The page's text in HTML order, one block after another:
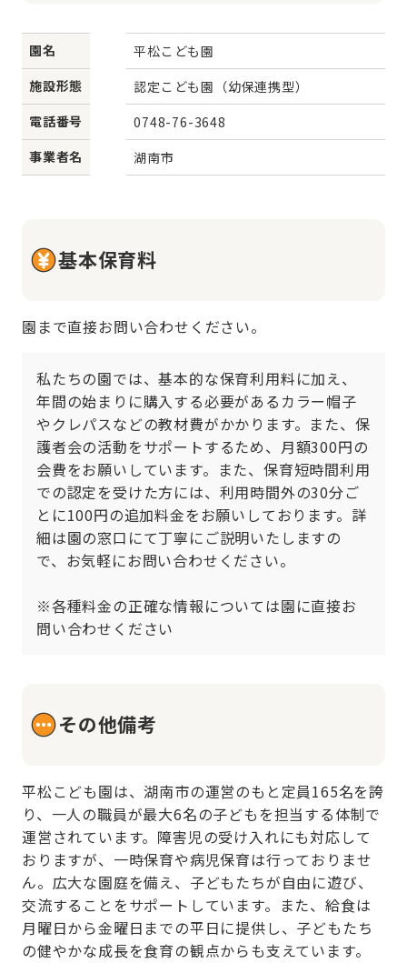
園名
平松こども園
施設形態
認定こども園（幼保連携型）
電話番号
0748-76-3648
事業者名
湖南市
基本保育料
園まで直接お問い合わせください。
私たちの園では、基本的な保育利用料に加え、
年間の始まりに購入する必要があるカラー帽子
やクレパスなどの教材費がかかります。また、保
護者会の活動をサポートするため、月額300円の
会費をお願いしています。また、保育短時間利用
での認定を受けた方には、利用時間外の30分ご
とに100円の追加料金をお願いしております。詳
細は園の窓口にて丁寧にご説明いたしますの
で、お気軽にお問い合わせください。
※各種料金の正確な情報については園に直接お
問い合わせください
その他備考
平松こども園は、湖南市の運営のもと定員165名を誇
り、一人の職員が最大6名の子どもを担当する体制で
運営されています。障害児の受け入れにも対応して
おりますが、一時保育や病児保育は行っておりませ
ん。広大な園庭を備え、子どもたちが自由に遊び、
交流することをサポートしています。また、給食は
月曜日から金曜日までの平日に提供し、子どもたち
の健やかな成長を食育の観点からも支えています。